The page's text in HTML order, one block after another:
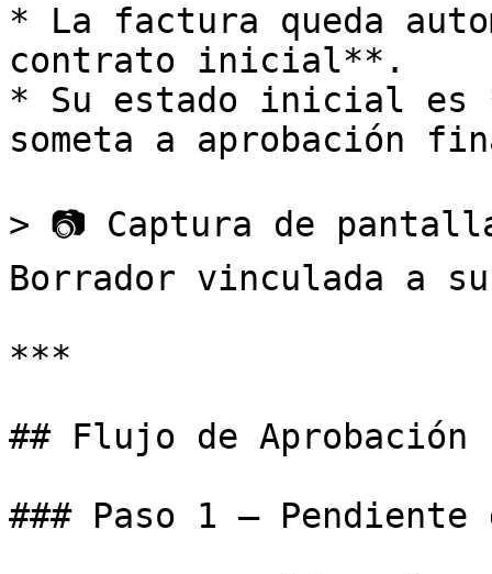
* La factura queda
contrato inicial**.
* Su estado inicial es
someta a aprobación
> 📷 Captura de
Borrador vinculada a
***
## Flujo de Aprobación
### Paso 1 – Pendiente